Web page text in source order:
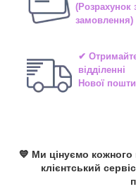
(Розрахунок
замовлення)
✔
відділенні
Нової
💙 Ми цінуємо кожного
клієнтський